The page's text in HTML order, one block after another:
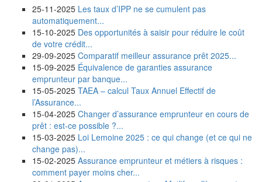
25-11-2025 Les taux d’IPP ne se cumulent pas
automatiquement...
15-10-2025 Des opportunités à saisir pour réduire le coût
de votre crédit...
29-09-2025 Comparatif meilleur assurance prêt 2025...
15-09-2025 Équivalence de garanties assurance
emprunteur par banque...
15-05-2025 TAEA – calcul Taux Annuel Effectif de
l’Assurance...
15-04-2025 Changer d’assurance emprunteur en cours de
prêt : est-ce possible ?...
15-03-2025 Loi Lemoine 2025 : ce qui change (et ce qui ne
change pas)...
15-02-2025 Assurance emprunteur et métiers à risques :
comment payer moins cher...